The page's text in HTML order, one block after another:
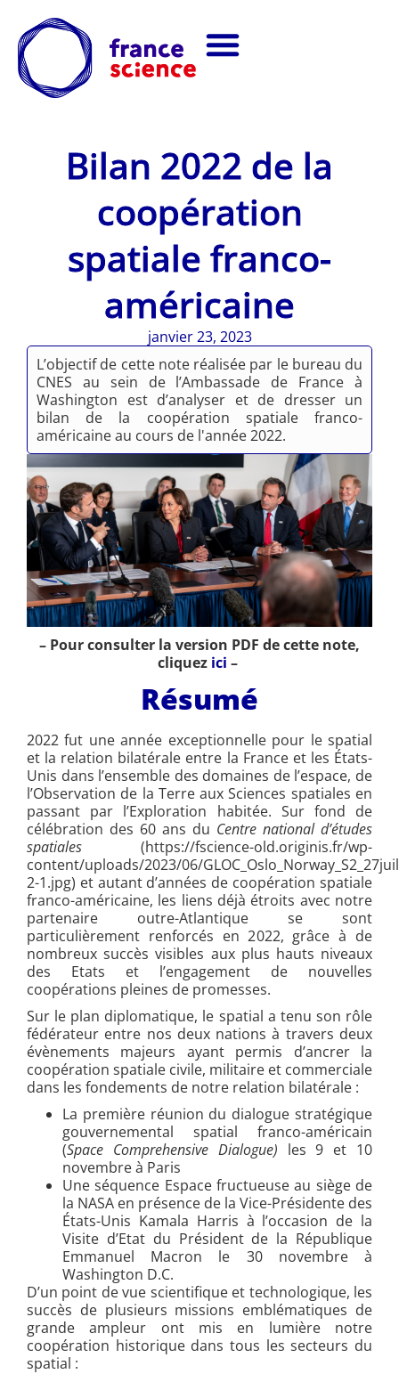
Bilan 2022 de la
coopération
spatiale franco-
américaine
janvier 23, 2023
L’objectif de cette note réalisée par le bureau du
CNES au sein de l’Ambassade de France à
Washington est d’analyser et de dresser un
bilan de la coopération spatiale franco-
américaine au cours de l'année 2022.
– Pour consulter la version PDF de cette note,
cliquez ici –
Résumé
2022 fut une année exceptionnelle pour le spatial
et la relation bilatérale entre la France et les États-
Unis dans l’ensemble des domaines de l’espace, de
l’Observation de la Terre aux Sciences spatiales en
passant par l’Exploration habitée. Sur fond de
célébration des 60 ans du Centre national d’études
spatiales (https://fscience-old.originis.fr/wp-
content/uploads/2023/06/
2-1.jpg) et autant d’années de coopération spatiale
franco-américaine, les liens déjà étroits avec notre
partenaire outre-Atlantique se sont
particulièrement renforcés en 2022, grâce à de
nombreux succès visibles aux plus hauts niveaux
des Etats et l’engagement de nouvelles
coopérations pleines de promesses.
Sur le plan diplomatique, le spatial a tenu son rôle
fédérateur entre nos deux nations à travers deux
évènements majeurs ayant permis d’ancrer la
coopération spatiale civile, militaire et commerciale
dans les fondements de notre relation bilatérale :
La première réunion du dialogue stratégique
gouvernemental spatial franco-américain
(Space Comprehensive Dialogue) les 9 et 10
novembre à Paris
Une séquence Espace fructueuse au siège de
la NASA en présence de la Vice-Présidente des
États-Unis Kamala Harris à l’occasion de la
Visite d’Etat du Président de la République
Emmanuel Macron le 30 novembre à
Washington D.C.
D’un point de vue scientifique et technologique, les
succès de plusieurs missions emblématiques de
grande ampleur ont mis en lumière notre
coopération historique dans tous les secteurs du
spatial :